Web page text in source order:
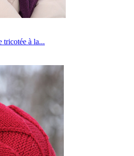
tricotée à la...